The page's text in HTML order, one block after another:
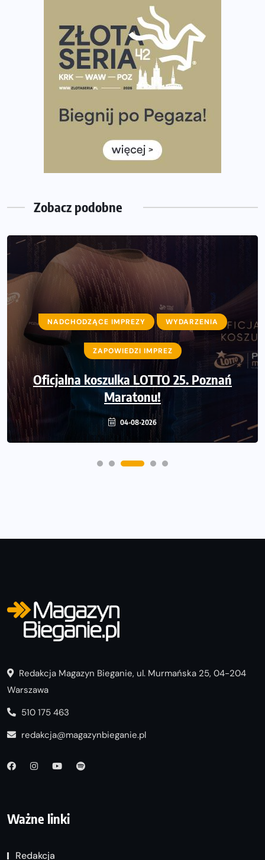
często biegać, żeby robić postępy
Już w ten weekend! Przed nami Nocny Portowy Maraton
i Półmaraton Szczeciński. Wszystko, co warto wiedzieć
European Marathon Classics – jak zweryfikować swój
listach startowych są jeszcze wolne miejsca
Jaki smartwatch dla biegaczy, którzy chcą też przy
okazji trenować pod HYROX?
Jak zaplanować domowe cardio bez przepełniania
Zobacz podobne
NADCHODZĄCE IMPREZY WYDARZENIA
ZAPOWIEDZI IMPREZ
Oficjalna koszulka LOTTO 25. Poznań
Maratonu!
04-08-2026
NADCHODZĄCE IMPREZY WYDARZENIA
ZAPOWIEDZI IMPREZ
Ostatnie wolne miejsca na jubileuszowy
Bieg Fabrykanta. Organizatorzy
odkrywają trasę dzień po dniu.
31-07-2026
Redakcja Magazyn Bieganie, ul. Murmańska 25, 04-204
Warszawa
510 175 463
redakcja@magazynbieganie.pl
Ważne linki
Redakcja